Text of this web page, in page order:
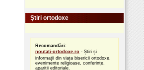
Știri ortodoxe
Recomandări:
noutati-ortodoxe.ro - Știri și
informații din viața bisericii ortodoxe,
evenimente religioase, conferințe,
apariții editoriale.